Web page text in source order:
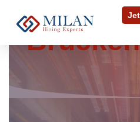
(m/w/d)
in 30